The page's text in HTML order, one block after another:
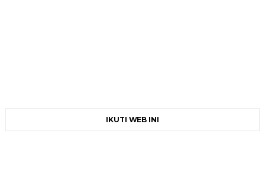
IKUTI WEB INI